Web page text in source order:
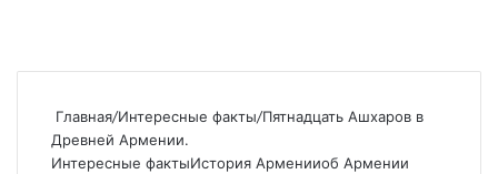
Главная/Интересные факты/Пятнадцать Ашхаров в
Древней Армении.
Интересные фактыИстория Арменииоб Армении